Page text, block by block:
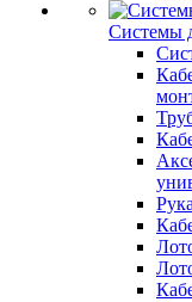
Системы